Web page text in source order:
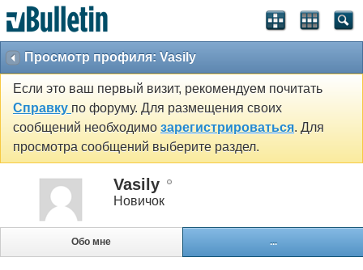
Просмотр профиля: Vasily
Если это ваш первый визит, рекомендуем почитать
Справку по форуму. Для размещения своих
сообщений необходимо зарегистрироваться. Для
просмотра сообщений выберите раздел.
Vasily
Новичок
Обо мне ...